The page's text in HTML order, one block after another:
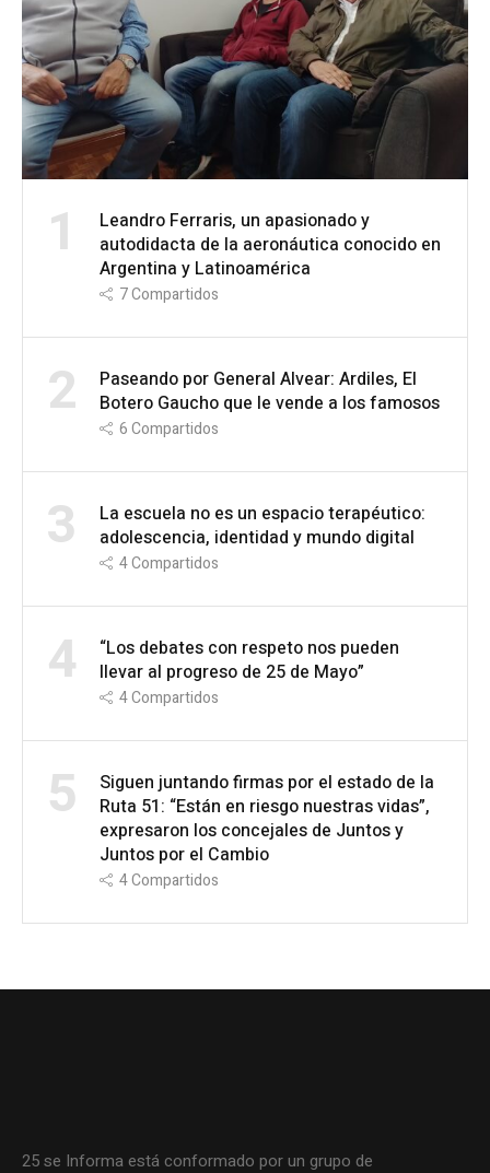
1
Leandro Ferraris, un apasionado y
autodidacta de la aeronáutica conocido en
Argentina y Latinoamérica
7Compartidos
2
Paseando por General Alvear: Ardiles, El
Botero Gaucho que le vende a los famosos
6Compartidos
3
La escuela no es un espacio terapéutico:
adolescencia, identidad y mundo digital
4Compartidos
4
“Los debates con respeto nos pueden
llevar al progreso de 25 de Mayo”
4Compartidos
5
Siguen juntando firmas por el estado de la
Ruta 51: “Están en riesgo nuestras vidas”,
expresaron los concejales de Juntos y
Juntos por el Cambio
4Compartidos
25 se Informa está conformado por un grupo de